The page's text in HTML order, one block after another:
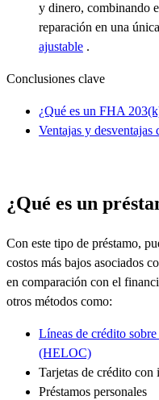
y dinero, combinando
reparación en una
ajustable .
Conclusiones clave
¿Qué es un FHA
Ventajas y
¿Qué es un
Con este tipo de préstamo,
costos más bajos asociados
en comparación con el
otros métodos como:
Líneas de crédito
(HELOC)
Tarjetas de crédito con
Préstamos personales